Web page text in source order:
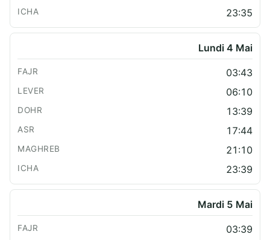
23:35
Lundi 4 Mai
03:43
06:10
13:39
17:44
21:10
23:39
Mardi 5 Mai
03:39